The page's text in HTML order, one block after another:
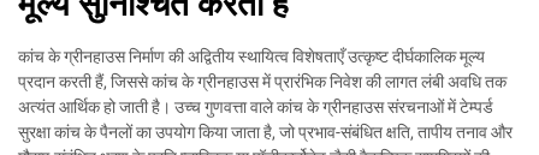
कांच के ग्रीनहाउस निर्माण की अद्वितीय स्थायित्व विशेषताएँ उत्कृष्ट दीर्घकालिक मूल्य
प्रदान करती हैं, जिससे कांच के ग्रीनहाउस में प्रारंभिक निवेश की लागत लंबी अवधि तक
अत्यंत आर्थिक हो जाती है। उच्च गुणवत्ता वाले कांच के ग्रीनहाउस संरचनाओं में टेम्पर्ड
सुरक्षा कांच के पैनलों का उपयोग किया जाता है, जो प्रभाव-संबंधित क्षति, तापीय तनाव और